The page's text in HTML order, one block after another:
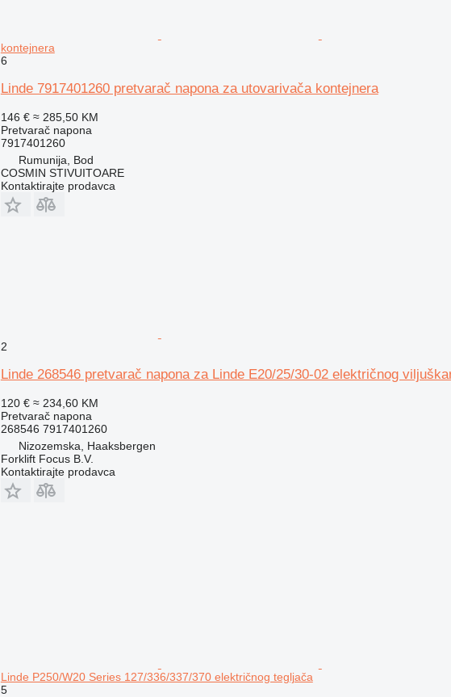
kontejnera
6
Linde 7917401260 pretvarač napona za utovarivača kontejnera
146 € ≈ 285,50 KM
Pretvarač napona
7917401260
Rumunija, Bod
COSMIN STIVUITOARE
Kontaktirajte prodavca
2
Linde 268546 pretvarač napona za Linde E20/25/30-02 električnog
120 € ≈ 234,60 KM
Pretvarač napona
268546 7917401260
Nizozemska, Haaksbergen
Forklift Focus B.V.
Kontaktirajte prodavca
Linde P250/W20 Series 127/336/337/370 električnog tegljača
5